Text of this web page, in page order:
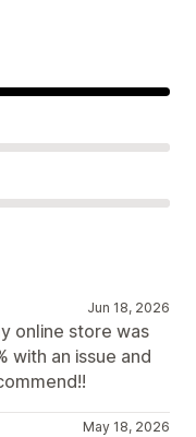
Jun 18, 2026
online store was
with an issue and
May 18, 2026